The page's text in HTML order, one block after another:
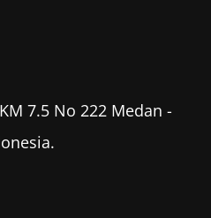
7.5 No 222 Medan -